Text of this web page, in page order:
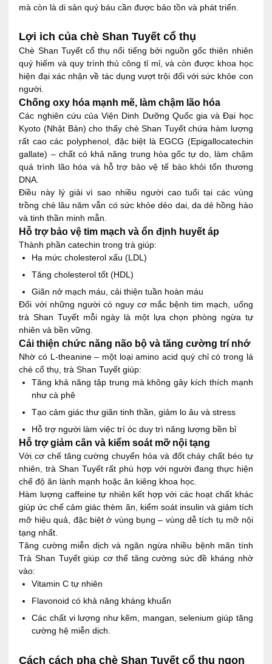
mà còn là di sản quý báu cần được bảo tồn và phát triển.
Lợi ich của chè Shan Tuyết cổ thụ
Chè Shan Tuyết cổ thụ nổi tiếng bởi nguồn gốc thiên nhiên
quý hiếm và quy trình thủ công tỉ mỉ, và còn được khoa học
hiện đại xác nhận về tác dụng vượt trội đối với sức khỏe con
người.
Chống oxy hóa mạnh mẽ, làm chậm lão hóa
Các nghiên cứu của Viện Dinh Dưỡng Quốc gia và Đại học
Kyoto (Nhật Bản) cho thấy chè Shan Tuyết chứa hàm lượng
rất cao các polyphenol, đặc biệt là EGCG (Epigallocatechin
gallate) – chất có khả năng trung hòa gốc tự do, làm chậm
quá trình lão hóa và hỗ trợ bảo vệ tế bào khỏi tổn thương
DNA.
Điều này lý giải vì sao nhiều người cao tuổi tại các vùng
trồng chè lâu năm vẫn có sức khỏe dẻo dai, da dẻ hồng hào
và tinh thần minh mẫn.
Hỗ trợ bảo vệ tim mạch và ổn định huyết áp
Thành phần catechin trong trà giúp:
Hạ mức cholesterol xấu (LDL)
Tăng cholesterol tốt (HDL)
Giãn nở mạch máu, cải thiện tuần hoàn máu
Đối với những người có nguy cơ mắc bệnh tim mạch, uống
trà Shan Tuyết mỗi ngày là một lựa chọn phòng ngừa tự
nhiên và bền vững.
Cải thiện chức năng não bộ và tăng cường trí nhớ
Nhờ có L-theanine – một loại amino acid quý chỉ có trong lá
chè cổ thụ, trà Shan Tuyết giúp:
Tăng khả năng tập trung mà không gây kích thích mạnh
như cà phê
Tạo cảm giác thư giãn tinh thần, giảm lo âu và stress
Hỗ trợ người làm việc trí óc duy trì năng lượng bền bỉ
Hỗ trợ giảm cân và kiểm soát mỡ nội tạng
Với cơ chế tăng cường chuyển hóa và đốt cháy chất béo tự
nhiên, trà Shan Tuyết rất phù hợp với người đang thực hiện
chế độ ăn lành mạnh hoặc ăn kiêng khoa học.
Hàm lượng caffeine tự nhiên kết hợp với các hoạt chất khác
giúp ức chế cảm giác thèm ăn, kiểm soát insulin và giảm tích
mỡ hiệu quả, đặc biệt ở vùng bụng – vùng dễ tích tụ mỡ nội
tạng nhất.
Tăng cường miễn dịch và ngăn ngừa nhiều bệnh mãn tính
Trà Shan Tuyết giúp cơ thể tăng cường sức đề kháng nhờ
vào:
Vitamin C tự nhiên
Flavonoid có khả năng kháng khuẩn
Các chất vi lượng như kẽm, mangan, selenium giúp tăng
cường hệ miễn dịch.
Cách cách pha chè Shan Tuyết cổ thụ ngon